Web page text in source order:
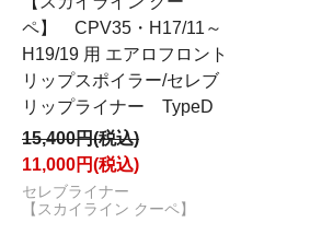
ペ】 CPV35・H17/11～
H19/19 用 エアロフロント
リップスポイラー/セレブ
リップライナー TypeD
15,400円(税込)
11,000円(税込)
セレブライナー
【スカイライン クーペ】